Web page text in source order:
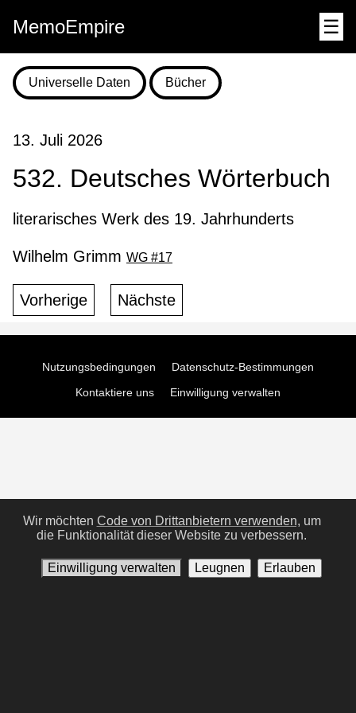
MemoEmpire ☰
Universelle Daten Bücher
13. Juli 2026
532. Deutsches Wörterbuch
literarisches Werk des 19. Jahrhunderts
Wilhelm Grimm WG #17
Vorherige Nächste
Nutzungsbedingungen
Datenschutz-Bestimmungen
Kontaktiere uns
Einwilligung verwalten
Wir möchten Code von Drittanbietern verwenden, um
die Funktionalität dieser Website zu verbessern.
Einwilligung verwalten Leugnen Erlauben